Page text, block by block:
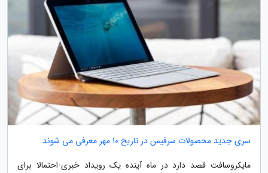
سری جدید محصولات سرفیس در تاریخ 10 مهر معرفی می شوند
مایکروسافت قصد دارد در ماه آینده یک رویداد خبری-احتمالا برای